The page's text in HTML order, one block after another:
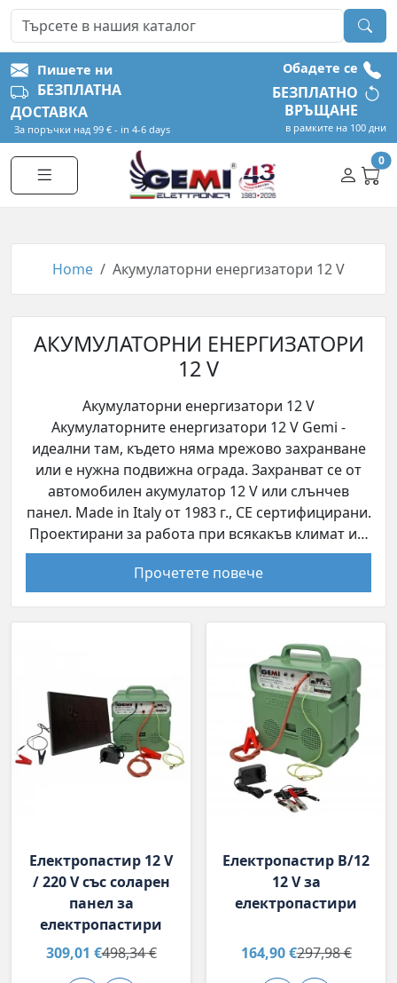
Пишете ни Обадете се
БЕЗПЛАТНА
ДОСТАВКА
За поръчки над 99 € - in 4-6 days
БЕЗПЛАТНО
ВРЪЩАНЕ
в рамките на 100 дни
0
Home Акумулаторни енергизатори 12 V
АКУМУЛАТОРНИ ЕНЕРГИЗАТОРИ
12 V
Акумулаторни енергизатори 12 V
Акумулаторните енергизатори 12 V Gemi -
идеални там, където няма мрежово захранване
или е нужна подвижна ограда. Захранват се от
автомобилен акумулатор 12 V или слънчев
панел. Made in Italy от 1983 г., CE сертифицирани.
Проектирани за работа при всякакъв климат и…
Прочетете повече
Електропастир 12 V
/ 220 V със соларен
панел за
електропастири
309,01 €498,34 €
Електропастир B/12
12 V за
електропастири
164,90 €297,98 €